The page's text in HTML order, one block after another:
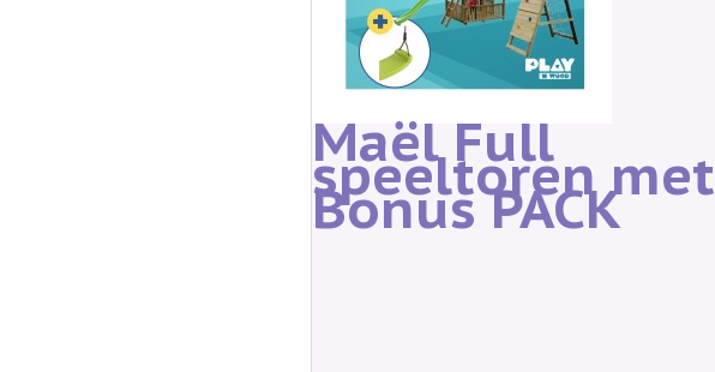
Maël Full
speeltoren met
Bonus PACK